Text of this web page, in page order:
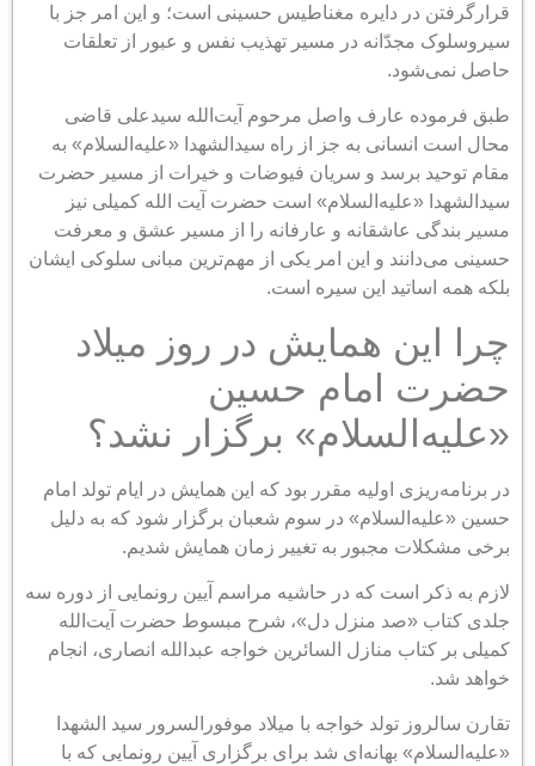
قرارگرفتن در دایره مغناطیس حسینی است؛ و این امر جز با
سیروسلوک مجدّانه در مسیر تهذیب نفس و عبور از تعلقات
حاصل نمی‌شود.
طبق فرموده عارف واصل مرحوم آیت‌الله سیدعلی قاضی
محال است انسانی به جز از راه سیدالشهدا «علیه‌السلام» به
مقام توحید برسد و سریان فیوضات و خیرات از مسیر حضرت
سیدالشهدا «علیه‌السلام» است حضرت آیت الله کمیلی نیز
مسیر بندگی عاشقانه و عارفانه را از مسیر عشق و معرفت
حسینی می‌دانند و این امر یکی از مهم‌ترین مبانی سلوکی ایشان
بلکه همه اساتید این سیره است.
چرا این همایش در روز میلاد
حضرت امام حسین
«علیه‌السلام» برگزار نشد؟
در برنامه‌ریزی اولیه مقرر بود که این همایش در ایام تولد امام
حسین «علیه‌السلام» در سوم شعبان برگزار شود که به دلیل
برخی مشکلات مجبور به تغییر زمان همایش شدیم.
لازم به ذکر است که در حاشیه مراسم آیین رونمایی از دوره سه
جلدی کتاب «صد منزل دل»، شرح مبسوط حضرت آیت‌الله
کمیلی بر کتاب منازل السائرین خواجه عبدالله انصاری، انجام
خواهد شد.
تقارن سالروز تولد خواجه با میلاد موفورالسرور سید الشهدا
«علیه‌السلام» بهانه‌ای شد برای برگزاری آیین رونمایی که با